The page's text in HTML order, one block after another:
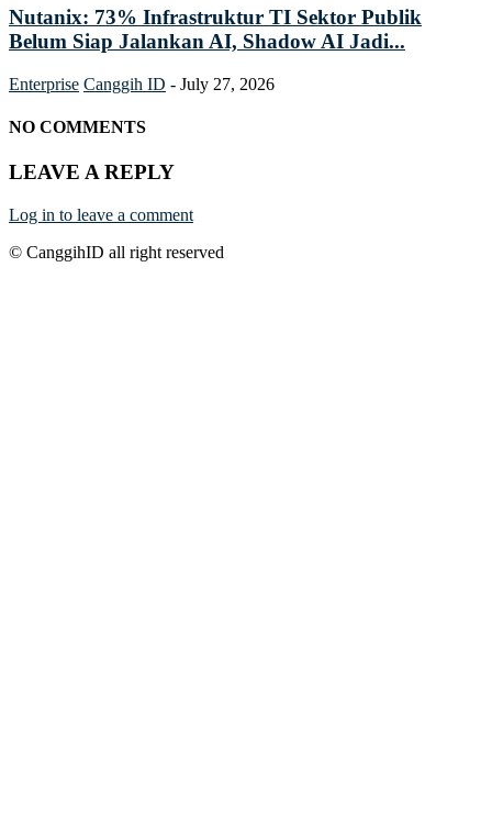
Nutanix: 73% Infrastruktur TI Sektor Publik
Belum Siap Jalankan AI, Shadow AI Jadi...
Enterprise Canggih ID - July 27, 2026
NO COMMENTS
LEAVE A REPLY
Log in to leave a comment
© CanggihID all right reserved